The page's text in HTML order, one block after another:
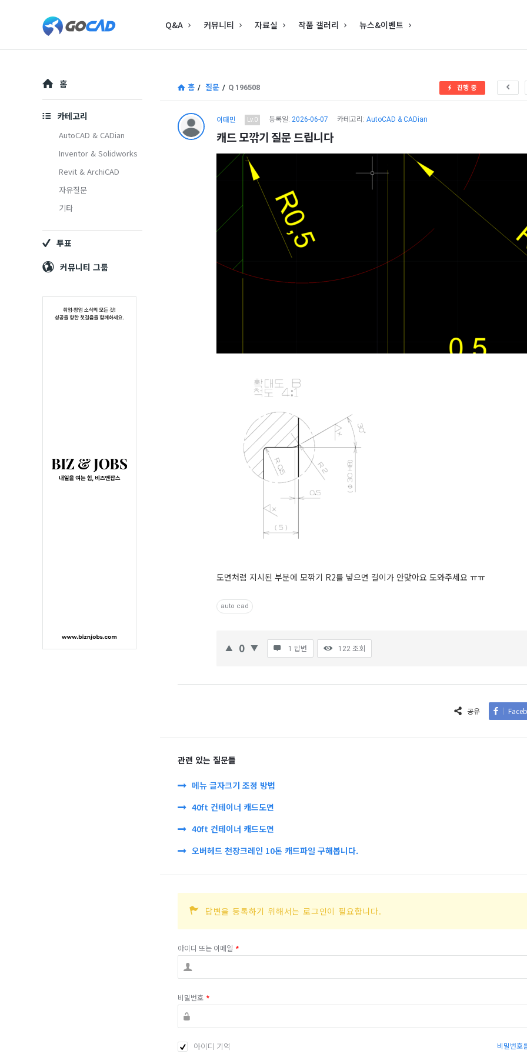
캐
–
캐
(CAD)
중
심
캐
드
(CAD)
Navigation
Q&A 커뮤니티 자료실 작품 갤러리 뉴스&이벤트
홈 / 질문 / Q 196508 진행 중
이태민 Lv.0 등록일: 2026-06-07 카테고리: AutoCAD & CADian
캐드 모깎기 질문 드립니다
도면처럼 지시된 부분에 모깎기 R2를 넣으면 길이가 안맞아요 도와주세요 ㅠㅠ
auto cad
0 1 답변 122 조회
공유
관련 있는 질문들
메뉴 글자크기 조정 방법
40ft 컨테이너 캐드도면
40ft 컨테이너 캐드도면
오버헤드 천장크레인 10톤 캐드파일 구해봅니다.
답변을 등록하기 위해서는 로그인이 필요합니다.
아이디 또는 이메일 *
비밀번호 *
아이디 기억 비밀번호
Explore
홈
카테고리
AutoCAD & CADian
Inventor & Solidworks
Revit & ArchiCAD
자유질문
기타
투표
커뮤니티 그룹